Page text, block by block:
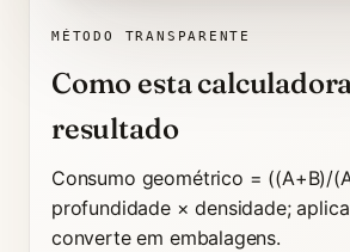
MÉTODO TRANSPARENTE
Como esta
resultado
Consumo geométrico = ((A+B)/
profundidade × densidade;
converte em embalagens.